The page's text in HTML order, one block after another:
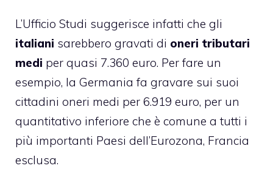
L’Ufficio Studi suggerisce infatti che gli
italiani sarebbero gravati di oneri tributari
medi per quasi 7.360 euro. Per fare un
esempio, la Germania fa gravare sui suoi
cittadini oneri medi per 6.919 euro, per un
quantitativo inferiore che è comune a tutti i
più importanti Paesi dell’Eurozona, Francia
esclusa.